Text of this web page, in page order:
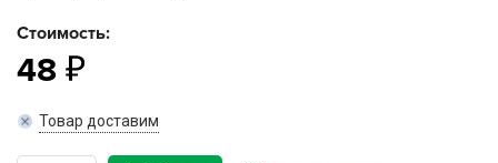
Стоимость:
48
Товар доставим